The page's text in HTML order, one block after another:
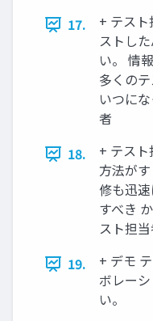
17.
+ テス
ストし
い。 情
多くの
いつに
者
18.
+ テス
方法が
修も迅
すべき
スト担
19.
+ デモ
ボレー
い。